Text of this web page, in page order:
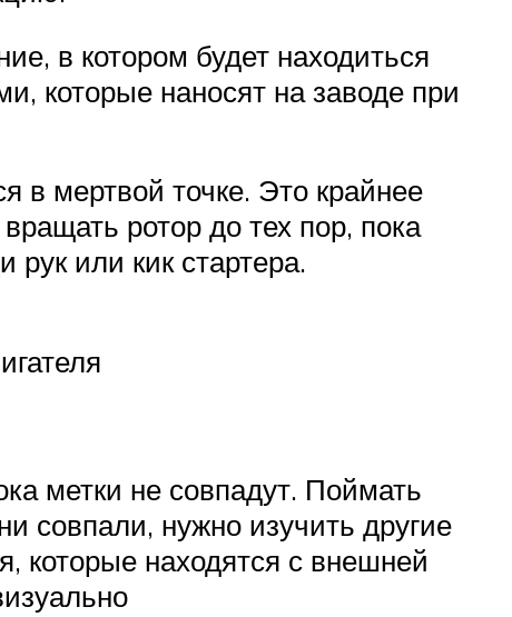
в котором будет находиться
которые наносят на заводе при
в мертвой точке. Это крайнее
ротор до тех пор, пока
или кик стартера.
метки не совпадут. Поймать
совпали, нужно изучить другие
которые находятся с внешней